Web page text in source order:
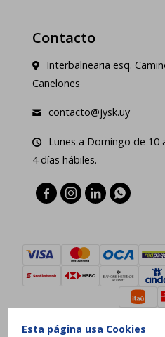
Esta página usa Cookies
Contacto
Interbalnearia esq.
Canelones
contacto@jysk.uy
Lunes a Domingo de 10
4 días hábiles.
   